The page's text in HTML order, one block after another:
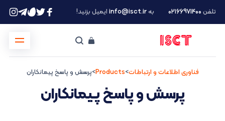
تلفن ۰۲۱66971400 بهinfo@isct.irایمیل بزنید!
فناوری اطلاعات و ارتباطات>
Products
>پرسش و پاسخ پیمانکاران
پرسش و پاسخ پیمانکاران